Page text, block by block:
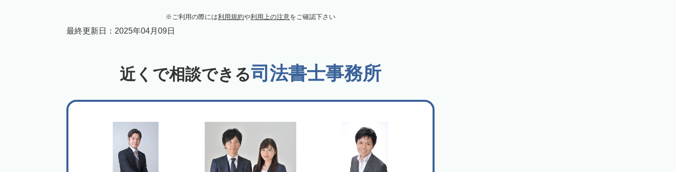
ご利用の際には利用規約や利用上の注意をご確認下さい
最終更新日： 2025年04月09日
近くで相談できる司法書士事務所